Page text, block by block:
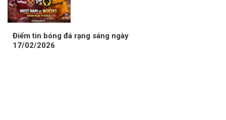
Điểm tin bóng đá rạng sáng ngày
17/02/2026